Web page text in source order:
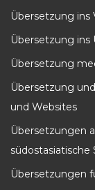
Übersetzung ins
Übersetzung ins
Übersetzung
Übersetzung
und Websites
Übersetzungen
südostasiatische
Übersetzungen